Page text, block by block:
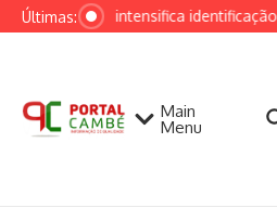
Ir para o conteúdo
Últimas:Cambé intensifica
Main
Menu